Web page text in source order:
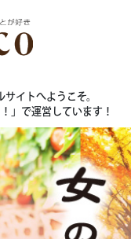
イトへようこそ。
」で運営しています！